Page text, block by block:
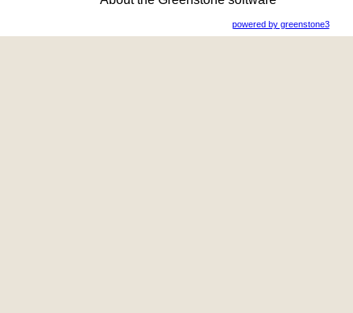
powered by greenstone3